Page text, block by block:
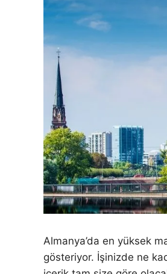
Almanya’da en yüksek
gösteriyor. İşinizde ne